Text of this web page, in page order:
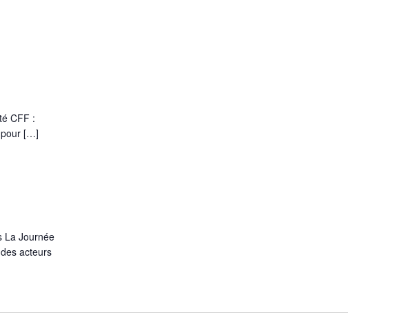
CFF :
pour […]
La Journée
acteurs